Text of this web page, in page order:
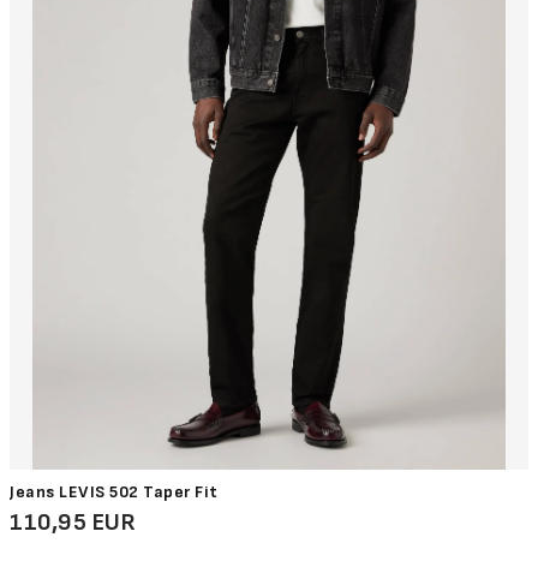
Jeans LEVIS 502 Taper Fit
110,95 EUR